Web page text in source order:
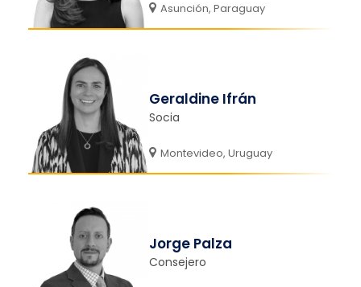
Asunción, Paraguay
Geraldine Ifrán
Socia
Montevideo, Uruguay
Jorge Palza
Consejero